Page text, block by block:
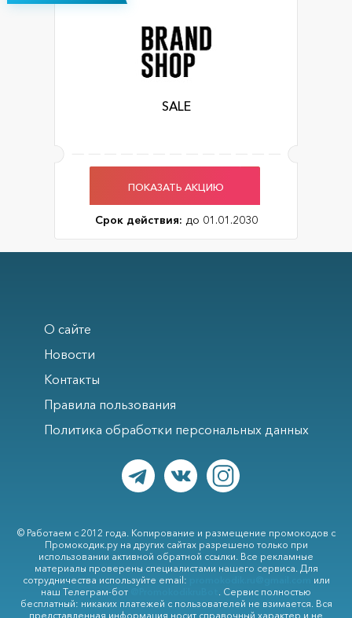
SALE
ПОКАЗАТЬ АКЦИЮ
Срок действия: до 01.01.2030
О сайте
Новости
Контакты
Правила пользования
Политика обработки персональных данных
© Работаем с 2012 года. Копирование и размещение промокодов с
Промокодик.ру на других сайтах разрешено только при
использовании активной обратной ссылки. Все рекламные
материалы проверены специалистами нашего сервиса. Для
сотрудничества используйте email:
или
наш Телеграм-бот
. Сервис полностью
бесплатный: никаких платежей с пользователей не взимается. Вся
представленная информация носит справочный характер и не